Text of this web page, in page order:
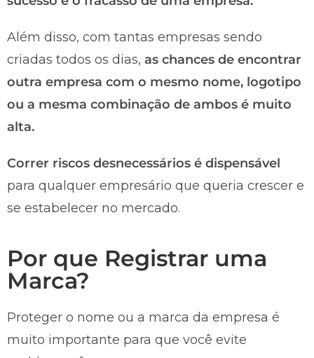
Além disso, com tantas empresas sendo
criadas todos os dias, as chances de encontrar
outra empresa com o mesmo nome, logotipo
ou a mesma combinação de ambos é muito
alta.
Correr riscos desnecessários é dispensável
para qualquer empresário que queria crescer e
se estabelecer no mercado.
Por que Registrar uma
Marca?
Proteger o nome ou a marca da empresa é
muito importante para que você evite